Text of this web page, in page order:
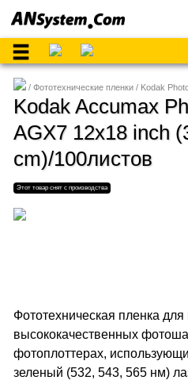
Фототехнические пленки Kodak
Kodak Accumax
AGX7 12x18 inch
cm)/100листов
Фототехническая пленка для
высококачественных
фотоплоттерах,
зеленый (532, 543, 565 нм)